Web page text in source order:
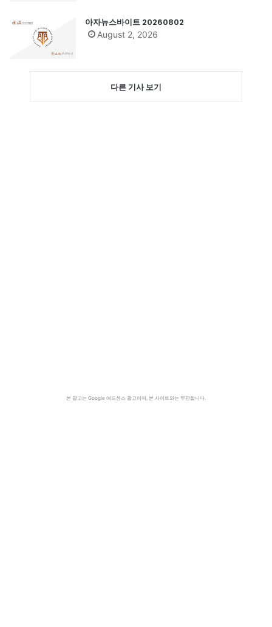
아자뉴스바이트 20260802
August 2, 2026
다른 기사 보기
본 광고는 Google 애드센스 광고이며, 본 사이트와는 무관합니다.